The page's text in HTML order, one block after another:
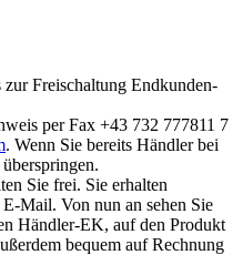
Freischaltung Endkunden-
per Fax +43 732 777811 7
. Wenn Sie bereits Händler bei
Sie frei. Sie erhalten
Mail. Von nun an sehen Sie
Händler-EK, auf den Produkt
bequem auf Rechnung